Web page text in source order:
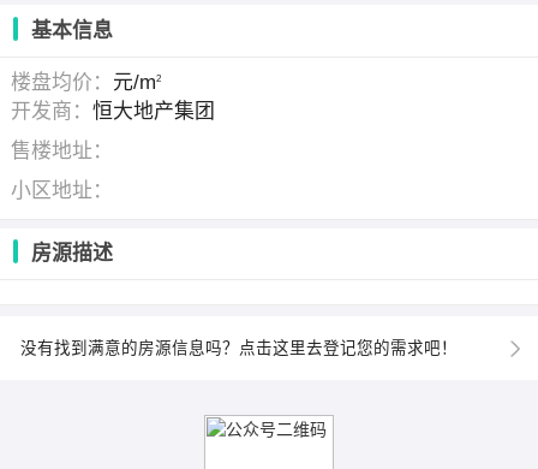
基本信息
楼盘均价： 元/m2
开发商：恒大地产集团
售楼地址：
小区地址：
房源描述
没有找到满意的房源信息吗？点击这里去登记您的需求吧！